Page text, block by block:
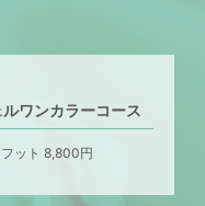
ワンカラーコース
ット 8,800円